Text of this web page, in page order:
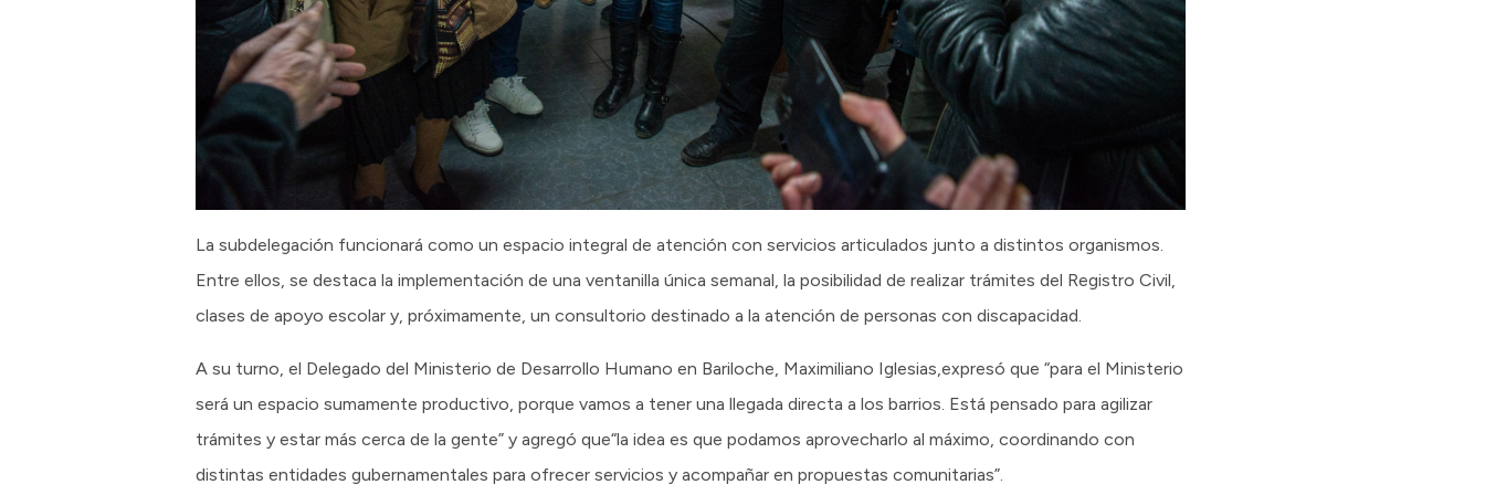
La subdelegación funcionará como un espacio integral de atención con servicios articulados junto a distintos organismos.
Entre ellos, se destaca la implementación de una ventanilla única semanal, la posibilidad de realizar trámites del Registro Civil,
clases de apoyo escolar y, próximamente, un consultorio destinado a la atención de personas con discapacidad.
A su turno, el Delegado del Ministerio de Desarrollo Humano en Bariloche, Maximiliano Iglesias,expresó que “para el Ministerio
será un espacio sumamente productivo, porque vamos a tener una llegada directa a los barrios. Está pensado para agilizar
trámites y estar más cerca de la gente” y agregó que“la idea es que podamos aprovecharlo al máximo, coordinando con
distintas entidades gubernamentales para ofrecer servicios y acompañar en propuestas comunitarias”.